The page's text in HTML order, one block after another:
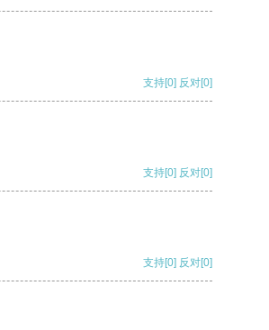
支持[0] 反对[0]
支持[0] 反对[0]
支持[0] 反对[0]